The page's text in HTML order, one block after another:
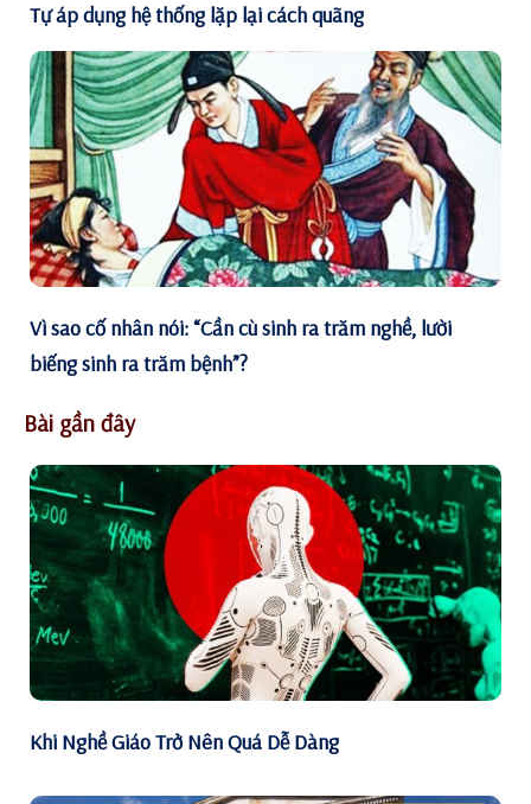
Tự áp dụng hệ thống lặp lại cách quãng
Vì sao cố nhân nói: “Cần cù sinh ra trăm nghề, lười
biếng sinh ra trăm bệnh”?
Bài gần đây
Khi Nghề Giáo Trở Nên Quá Dễ Dàng